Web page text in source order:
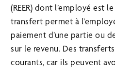
(REER) dont l’employé est
transfert permet à
paiement d’une partie ou
sur le revenu. Des
courants, car ils peuvent